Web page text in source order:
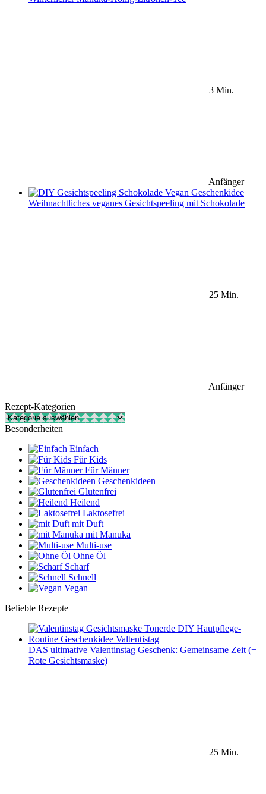
3 Min.
Anfänger
Weihnachtliches veganes Gesichtspeeling mit Schokolade
25 Min.
Anfänger
Rezept-Kategorien
Rezept-
Kategorien
Besonderheiten
Einfach
Für Kids
Für Männer
Geschenkideen
Glutenfrei
Heilend
Laktosefrei
mit Duft
mit Manuka
Multi-use
Ohne Öl
Scharf
Schnell
Vegan
Beliebte Rezepte
DAS ultimative Valentinstag Geschenk: Gemeinsame Zeit (+
Rote Gesichtsmaske)
25 Min.